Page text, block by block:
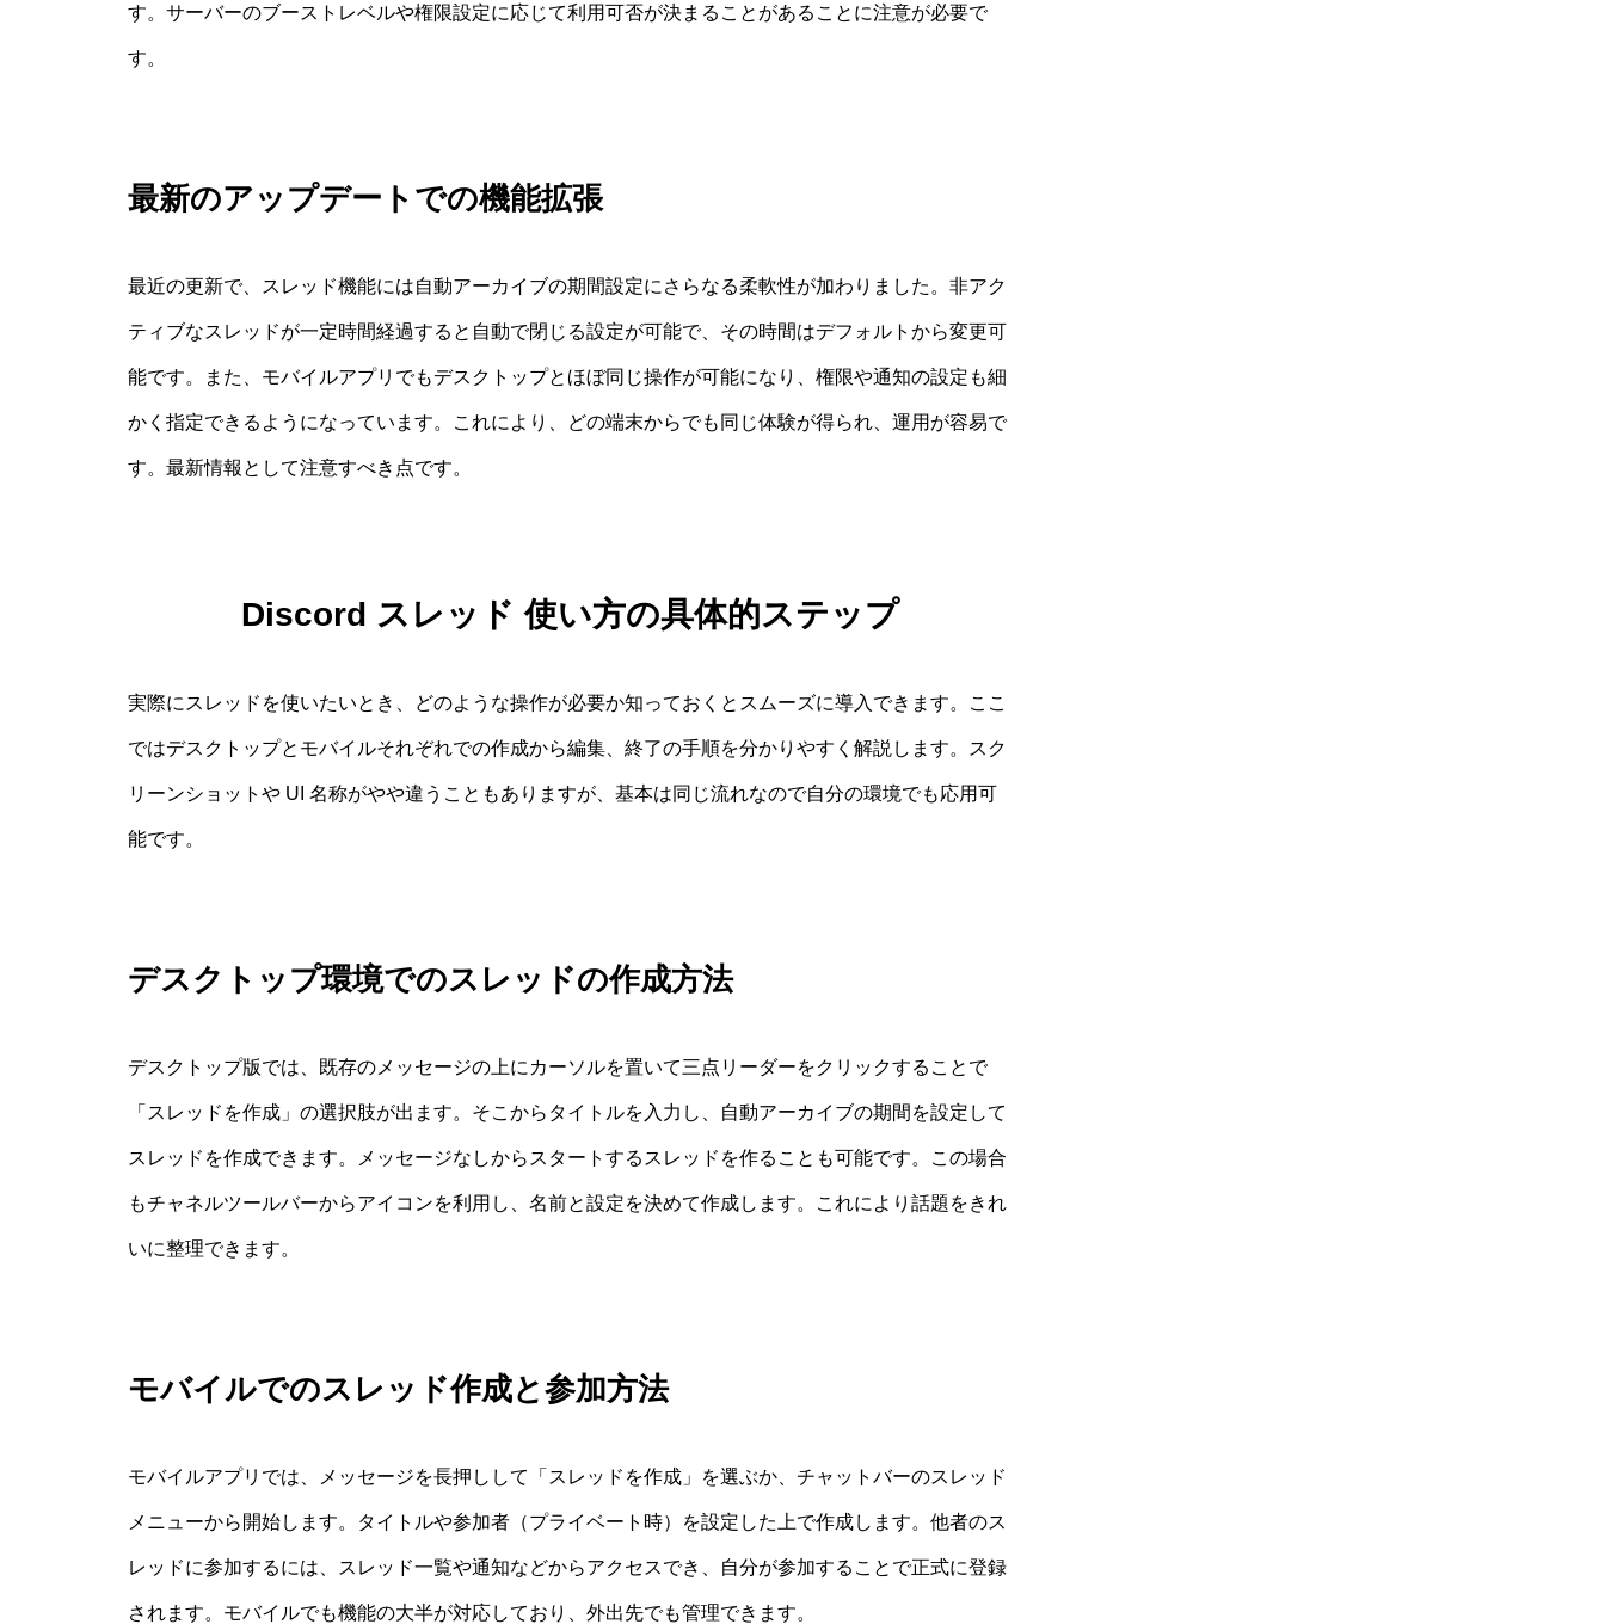
す。サーバーのブーストレベルや権限設定に応じて利用可否が決まることがあることに注意が必要で
す。
最新のアップデートでの機能拡張
最近の更新で、スレッド機能には自動アーカイブの期間設定にさらなる柔軟性が加わりました。非アク
ティブなスレッドが一定時間経過すると自動で閉じる設定が可能で、その時間はデフォルトから変更可
能です。また、モバイルアプリでもデスクトップとほぼ同じ操作が可能になり、権限や通知の設定も細
かく指定できるようになっています。これにより、どの端末からでも同じ体験が得られ、運用が容易で
す。最新情報として注意すべき点です。
Discord スレッド 使い方の具体的ステップ
実際にスレッドを使いたいとき、どのような操作が必要か知っておくとスムーズに導入できます。ここ
ではデスクトップとモバイルそれぞれでの作成から編集、終了の手順を分かりやすく解説します。スク
リーンショットや UI 名称がやや違うこともありますが、基本は同じ流れなので自分の環境でも応用可
能です。
デスクトップ環境でのスレッドの作成方法
デスクトップ版では、既存のメッセージの上にカーソルを置いて三点リーダーをクリックすることで
「スレッドを作成」の選択肢が出ます。そこからタイトルを入力し、自動アーカイブの期間を設定して
スレッドを作成できます。メッセージなしからスタートするスレッドを作ることも可能です。この場合
もチャネルツールバーからアイコンを利用し、名前と設定を決めて作成します。これにより話題をきれ
いに整理できます。
モバイルでのスレッド作成と参加方法
モバイルアプリでは、メッセージを長押しして「スレッドを作成」を選ぶか、チャットバーのスレッド
メニューから開始します。タイトルや参加者（プライベート時）を設定した上で作成します。他者のス
レッドに参加するには、スレッド一覧や通知などからアクセスでき、自分が参加することで正式に登録
されます。モバイルでも機能の大半が対応しており、外出先でも管理できます。